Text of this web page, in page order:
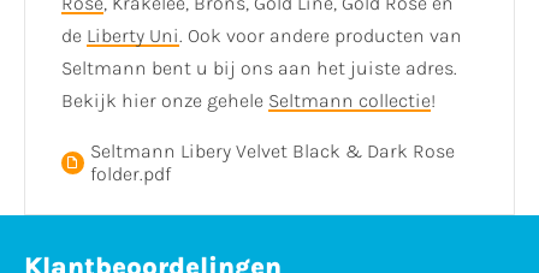
de Liberty Uni. Ook voor andere producten van
Seltmann bent u bij ons aan het juiste adres.
Bekijk hier onze gehele Seltmann collectie!
Seltmann Libery Velvet Black & Dark Rose
folder.pdf